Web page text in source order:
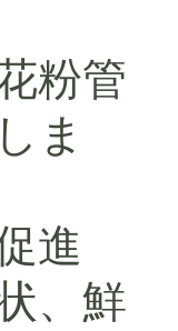
粉管
ま
進
、鮮